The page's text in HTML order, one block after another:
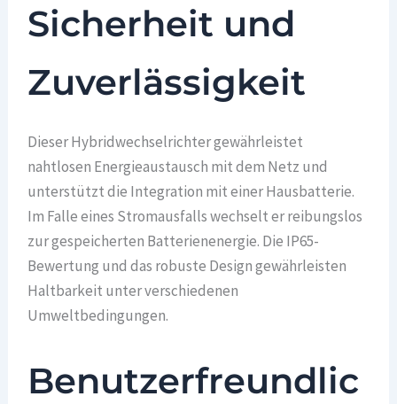
Sicherheit und
Zuverlässigkeit
Dieser Hybridwechselrichter gewährleistet
nahtlosen Energieaustausch mit dem Netz und
unterstützt die Integration mit einer Hausbatterie.
Im Falle eines Stromausfalls wechselt er reibungslos
zur gespeicherten Batterienenergie. Die IP65-
Bewertung und das robuste Design gewährleisten
Haltbarkeit unter verschiedenen
Umweltbedingungen.
Benutzerfreundlic